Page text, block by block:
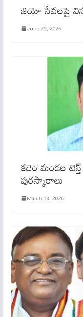
జియో సేవలపై
June 29, 2026
కడెం మండల
పురస్కారాలు
March 13, 2026